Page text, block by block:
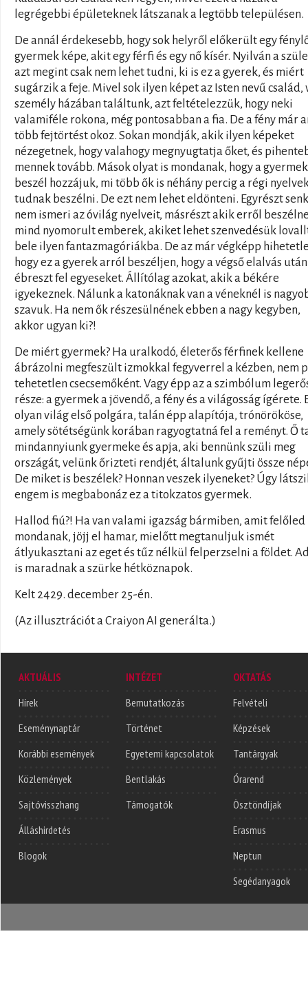
legrégebbi épületeknek látszanak a legtöbb településen.
De annál érdekesebb, hogy sok helyről előkerült egy
gyermek képe, akit egy férfi és egy nő kísér. Nyilván a
azt megint csak nem lehet tudni, ki is ez a gyerek, és miért
sugárzik a feje. Mivel sok ilyen képet az Isten nevű család,
személy házában találtunk, azt feltételezzük, hogy neki
valamiféle rokona, még pontosabban a fia. De a fény már
több fejtörtést okoz. Sokan mondják, akik ilyen képeket
nézegetnek, hogy valahogy megnyugtatja őket, és
mennek tovább. Mások olyat is mondanak, hogy a gyermek
beszél hozzájuk, mi több ők is néhány percig a régi
tudnak beszélni. De ezt nem lehet eldönteni. Egyrészt
nem ismeri az óvilág nyelveit, másrészt akik erről
mind nyomorult emberek, akiket lehet szenvedésük
bele ilyen fantazmagóriákba. De az már végképp
hogy ez a gyerek arról beszéljen, hogy a végső elalvás
ébreszt fel egyeseket. Állítólag azokat, akik a békére
igyekeznek. Nálunk a katonáknak van a véneknél is
szavuk. Ha nem ők részesülnének ebben a nagy kegyben,
akkor ugyan ki?!
De miért gyermek? Ha uralkodó, életerős férfinek kellene
ábrázolni megfeszült izmokkal fegyverrel a kézben, nem
tehetetlen csecsemőként. Vagy épp az a szimbólum
része: a gyermek a jövendő, a fény és a világosság ígérete.
olyan világ első polgára, talán épp alapítója, trónörököse,
amely sötétségünk korában ragyogtatná fel a reményt. Ő
mindannyiunk gyermeke és apja, aki bennünk szüli meg
országát, velünk őrizteti rendjét, általunk gyűjti össze
De miket is beszélek? Honnan veszek ilyeneket? Úgy
engem is megbabonáz ez a titokzatos gyermek.
Hallod fiú?! Ha van valami igazság bármiben, amit felőled
mondanak, jöjj el hamar, mielőtt megtanuljuk ismét
átlyukasztani az eget és tűz nélkül felperzselni a földet.
is maradnak a szürke hétköznapok.
Kelt 2429. december 25-én.
(Az illusztrációt a Craiyon AI generálta.)
AKTUÁLIS
Hírek
Eseménynaptár
Korábbi események
Közlemények
Sajtóvisszhang
Álláshirdetés
Blogok
INTÉZET
Bemutatkozás
Történet
Egyetemi kapcsolatok
Bentlakás
Támogatók
OKTATÁS
Felvételi
Képzések
Tantárgyak
Órarend
Ösztöndíjak
Erasmus
Neptun
Segédanyagok